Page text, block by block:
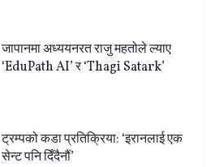
जापानमा अध्ययनरत राजु महतोले ल्याए
‘EduPath AI’ र ‘Thagi Satark’
ट्रम्पको कडा प्रतिक्रिया: ‘इरानलाई एक
सेन्ट पनि दिँदैनौं’